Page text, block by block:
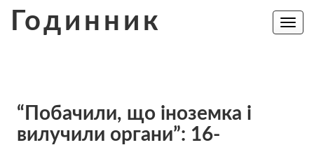
Годинник
Toggle
“Побачили, що іноземка і
вилучили органи”: 16-